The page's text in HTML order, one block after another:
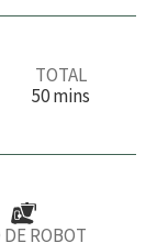
TOTAL
50m
u
mins
ROBOT